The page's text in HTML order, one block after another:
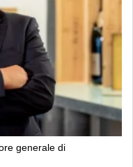
generale di